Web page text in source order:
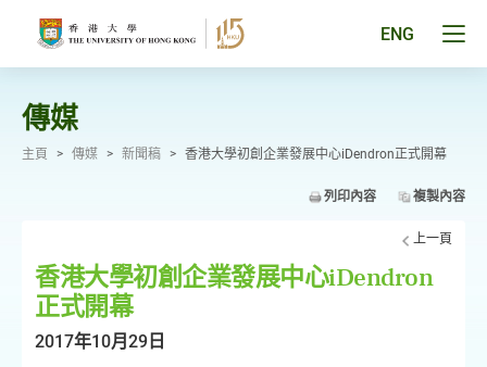
ENG
傳媒
主頁 > 傳媒 > 新聞稿 > 香港大學初創企業發展中心iDendron正式開幕
列印內容 複製內容
上一頁
香港大學初創企業發展中心iDendron
正式開幕
2017年10月29日